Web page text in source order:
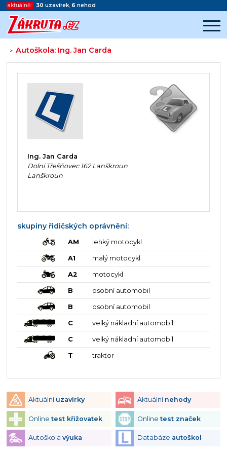
aktuálně: 30 uzavírek, 6 nehod
>Autoškola: Ing. Jan Carda
Začátek reklamy
Konec reklamy
Ing. Jan Carda
Dolní Třešňovec 162 Lanškroun
Lanškroun
skupiny řidičských oprávnění:
AM lehký motocykl
A1 malý motocykl
A2 motocykl
B osobní automobil
B osobní automobil
C velký nákladní automobil
C velký nákladní automobil
T traktor
Aktuální uzavírky Aktuální nehody
Onlinetest křižovatek Onlinetest značek
Autoškola výuka Databáze autoškol